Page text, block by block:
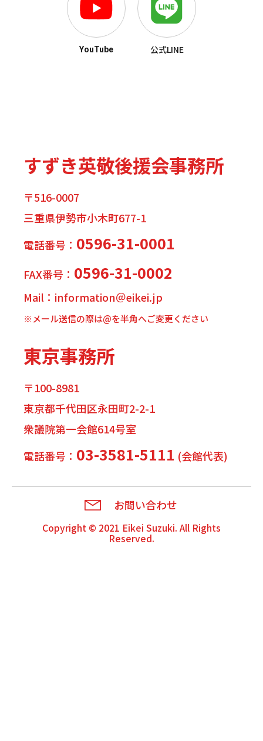
YouTube 公式LINE
すずき英敬後援会事務所
〒516-0007
三重県伊勢市小木町677-1
電話番号： 0596-31-0001
FAX番号： 0596-31-0002
Mail：information＠eikei.jp
※メール送信の際は@を半角へご変更ください
東京事務所
〒100-8981
東京都千代田区永田町2-2-1
衆議院第一会館614号室
電話番号： 03-3581-5111 (会館代表)
お問い合わせ
Copyright © 2021 Eikei Suzuki. All Rights
Reserved.